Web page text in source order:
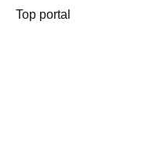
Top portal